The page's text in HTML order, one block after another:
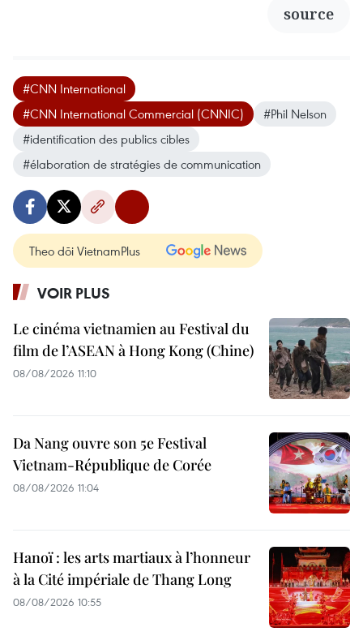
source
#CNN International
#CNN International Commercial (CNNIC)
#Phil Nelson
#identification des publics cibles
#élaboration de stratégies de communication
Theo dõi VietnamPlus
VOIR PLUS
Le cinéma vietnamien au Festival du
film de l’ASEAN à Hong Kong (Chine)
08/08/2026 11:10
Da Nang ouvre son 5e Festival
Vietnam-République de Corée
08/08/2026 11:04
Hanoï : les arts martiaux à l’honneur
à la Cité impériale de Thang Long
08/08/2026 10:55